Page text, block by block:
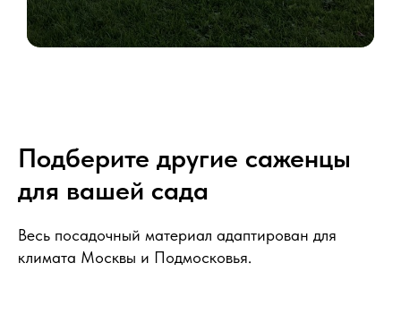
Подберите другие саженцы
для вашей сада
Весь посадочный материал адаптирован для
климата Москвы и Подмосковья.